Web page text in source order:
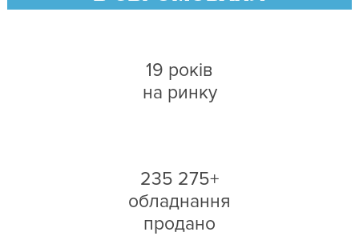
19 років
на ринку
235 275+
обладнання
продано